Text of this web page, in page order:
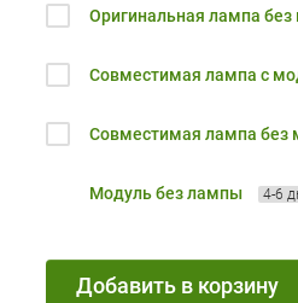
Оригинальная лампа без
Совместимая лампа с
Совместимая лампа без
Модуль без лампы 4-6
Добавить в корзину